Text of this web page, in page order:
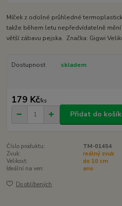
Míček z odolné průhledné
takže během letu nepředvídatelně
větší zábavu pejska. Značka: Gigwi
Dostupnost skladem
179 Kč/ks
Přidat do
Číslo produktu:
TM-01454
Zvuk:
reálný zvuk
Velikost:
do 10 cm
Ideální na ven:
ano
Do oblíbených